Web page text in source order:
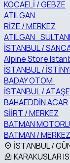
KOCAELİ / GEBZE
ATILGAN
RİZE / MERKEZ
İSTANBUL /
Alpine Store
İSTANBUL /
BADAY OTOM.
İSTANBUL /
BAHAEDDİN ACAR
SİİRT / MERKEZ
BATMAN
BATMAN / MERKEZ
İSTANBUL /
KARAKUSLAR